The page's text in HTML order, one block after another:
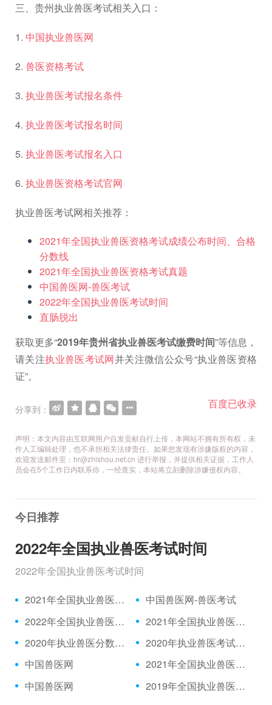
三、贵州执业兽医考试相关入口：
1. 中国执业兽医网
2. 兽医资格考试
3. 执业兽医考试报名条件
4. 执业兽医考试报名时间
5. 执业兽医考试报名入口
6. 执业兽医资格考试官网
执业兽医考试网相关推荐：
2021年全国执业兽医资格考试成绩公布时间、合格
分数线
2021年全国执业兽医资格考试真题
中国兽医网-兽医考试
2022年全国执业兽医考试时间
直肠脱出
获取更多“2019年贵州省执业兽医考试缴费时间”等信息，
请关注执业兽医考试网并关注微信公众号“执业兽医资格
证”。
百度已收录
分享到：
声明：本文内容由互联网用户自发贡献自行上传，本网站不拥有所有权，未
作人工编辑处理，也不承担相关法律责任。如果您发现有涉嫌版权的内容，
欢迎发送邮件至：hr@zhishou.net.cn 进行举报，并提供相关证据，工作人
员会在5个工作日内联系你，一经查实，本站将立刻删除涉嫌侵权内容。
今日推荐
2022年全国执业兽医考试时间
2022年全国执业兽医考试时间
2021年全国执业兽医资格考试成绩公布时间、合格分数线
中国兽医网-兽医考试
2022年全国执业兽医考试时间
2021年全国执业兽医考试报名时间
2020年执业兽医分数线发布
2020年执业兽医考试题目|2021年执业兽医中国兽医网官网
中国兽医网
2021年全国执业兽医考试报名入口
中国兽医网
2019年全国执业兽医考试真题|2021年执业兽医/全国执业兽医网